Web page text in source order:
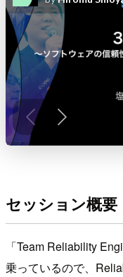
セッション概要
「Team Reliability
乗っているので、